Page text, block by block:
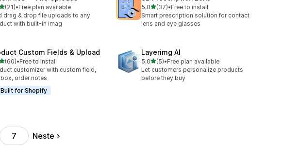
5 stjerner
(21)
21 omtaler
•Free plan available
drag & drop file uploads to any
with built-in imag
5,0av 5 stjerner
(37)
Totalt 37 omtaler
•Free to install
Smart prescription solution for contact
lens and eye glasses
Custom Fields & Upload
5 stjerner
(60)
60 omtaler
•Free to install
customizer with custom field,
order notes
Built for Shopify
Layerimg AI
5,0av 5 stjerner
(5)
Totalt 5 omtaler
•Free plan available
Let customers personalize products
before they buy
7 Neste